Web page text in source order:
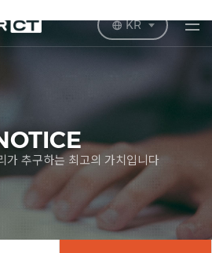
KR
가 추구하는 최고의 가치입니다